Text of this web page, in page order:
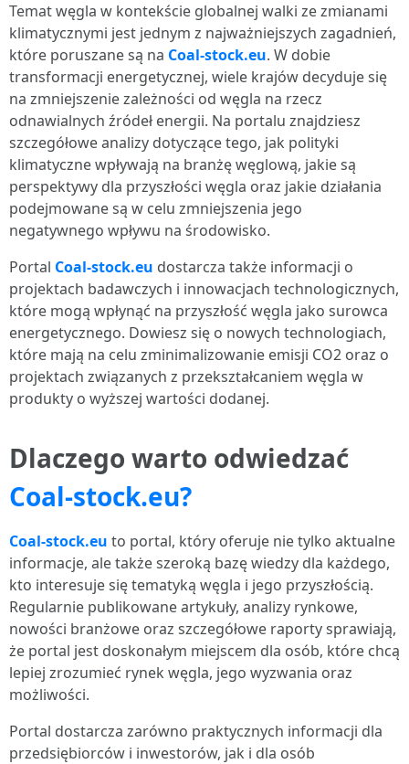
Temat węgla w kontekście globalnej walki ze zmianami
klimatycznymi jest jednym z najważniejszych zagadnień,
które poruszane są na Coal-stock.eu. W dobie
transformacji energetycznej, wiele krajów decyduje się
na zmniejszenie zależności od węgla na rzecz
odnawialnych źródeł energii. Na portalu znajdziesz
szczegółowe analizy dotyczące tego, jak polityki
klimatyczne wpływają na branżę węglową, jakie są
perspektywy dla przyszłości węgla oraz jakie działania
podejmowane są w celu zmniejszenia jego
negatywnego wpływu na środowisko.
Portal Coal-stock.eu dostarcza także informacji o
projektach badawczych i innowacjach technologicznych,
które mogą wpłynąć na przyszłość węgla jako surowca
energetycznego. Dowiesz się o nowych technologiach,
które mają na celu zminimalizowanie emisji CO2 oraz o
projektach związanych z przekształcaniem węgla w
produkty o wyższej wartości dodanej.
Dlaczego warto odwiedzać
Coal-stock.eu?
Coal-stock.eu to portal, który oferuje nie tylko aktualne
informacje, ale także szeroką bazę wiedzy dla każdego,
kto interesuje się tematyką węgla i jego przyszłością.
Regularnie publikowane artykuły, analizy rynkowe,
nowości branżowe oraz szczegółowe raporty sprawiają,
że portal jest doskonałym miejscem dla osób, które chcą
lepiej zrozumieć rynek węgla, jego wyzwania oraz
możliwości.
Portal dostarcza zarówno praktycznych informacji dla
przedsiębiorców i inwestorów, jak i dla osób